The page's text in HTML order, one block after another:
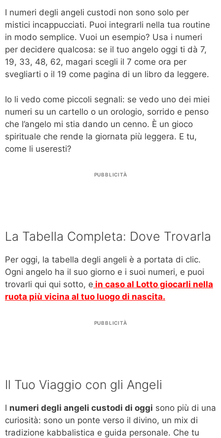
I numeri degli angeli custodi non sono solo per
mistici incappucciati. Puoi integrarli nella tua routine
in modo semplice. Vuoi un esempio? Usa i numeri
per decidere qualcosa: se il tuo angelo oggi ti dà 7,
19, 33, 48, 62, magari scegli il 7 come ora per
svegliarti o il 19 come pagina di un libro da leggere.
Io li vedo come piccoli segnali: se vedo uno dei miei
numeri su un cartello o un orologio, sorrido e penso
che l’angelo mi stia dando un cenno. È un gioco
spirituale che rende la giornata più leggera. E tu,
come li useresti?
PUBBLICITÀ
La Tabella Completa: Dove Trovarla
Per oggi, la tabella degli angeli è a portata di clic.
Ogni angelo ha il suo giorno e i suoi numeri, e puoi
trovarli qui qui sotto, e in caso al Lotto giocarli nella
ruota più vicina al tuo luogo di nascita.
PUBBLICITÀ
Il Tuo Viaggio con gli Angeli
I numeri degli angeli custodi di oggi sono più di una
curiosità: sono un ponte verso il divino, un mix di
tradizione kabbalistica e guida personale. Che tu